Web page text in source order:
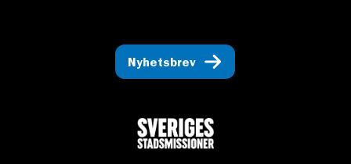
Nyhetsbrev